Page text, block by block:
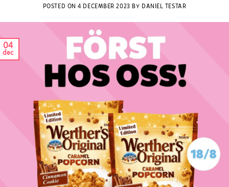
POSTED ON4 DECEMBER 2023 BY DANIEL TESTAR
04
dec